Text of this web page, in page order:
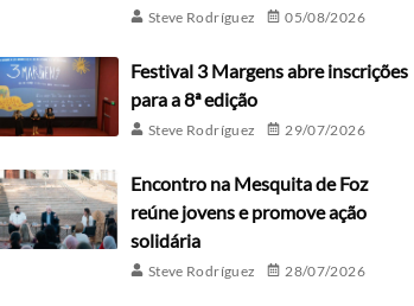
Steve Rodríguez 05/08/2026
Festival 3 Margens abre inscrições
para a 8ª edição
Steve Rodríguez 29/07/2026
Encontro na Mesquita de Foz
reúne jovens e promove ação
solidária
Steve Rodríguez 28/07/2026